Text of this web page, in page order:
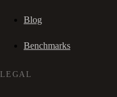
Blog
Benchmarks
LEGAL